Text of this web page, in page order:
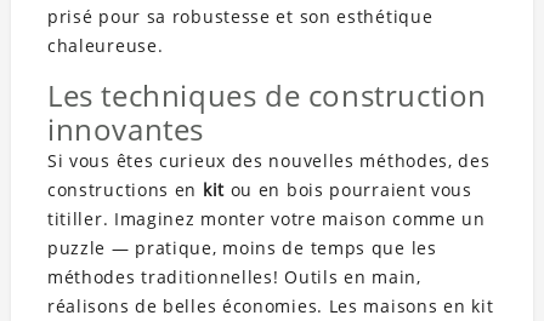
prisé pour sa robustesse et son esthétique
chaleureuse.
Les techniques de construction
innovantes
Si vous êtes curieux des nouvelles méthodes, des
constructions en kitou en bois pourraient vous
titiller. Imaginez monter votre maison comme un
puzzle — pratique, moins de temps que les
méthodes traditionnelles! Outils en main,
réalisons de belles économies. Les maisons en kit